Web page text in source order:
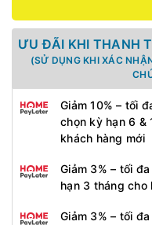
ƯU ĐÃI KHI THANH
(SỬ DỤNG KHI XÁC
Giảm 10% – tối
chọn kỳ hạn 6 &
khách hàng mới
Giảm 3% – tối
hạn 3 tháng cho
Giảm 3% – tối